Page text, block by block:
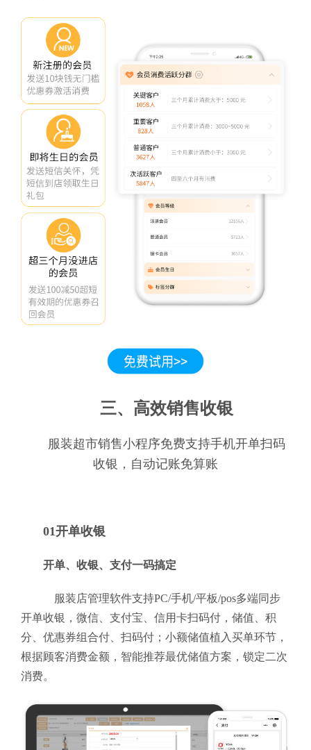
三、高效销售收银
服装超市销售小程序免费支持手机开单扫码
收银，自动记账免算账
01开单收银
开单、收银、支付一码搞定
服装店管理软件支持PC/手机/平板/pos多端同步
开单收银，微信、支付宝、信用卡扫码付，储值、积
分、优惠券组合付、扫码付；小额储值植入买单环节，
根据顾客消费金额，智能推荐最优储值方案，锁定二次
消费。